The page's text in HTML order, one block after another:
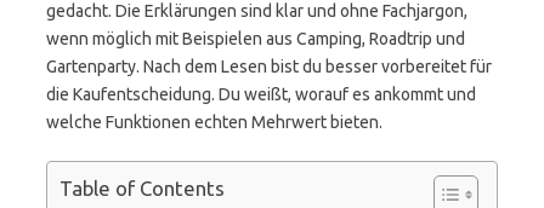
gedacht. Die Erklärungen sind klar und ohne Fachjargon,
wenn möglich mit Beispielen aus Camping, Roadtrip und
Gartenparty. Nach dem Lesen bist du besser vorbereitet für
die Kaufentscheidung. Du weißt, worauf es ankommt und
welche Funktionen echten Mehrwert bieten.
Table of Contents